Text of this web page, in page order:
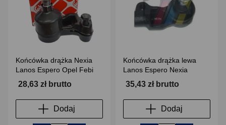
Końcówka drążka Nexia
Lanos Espero Opel Febi
28,63 zł brutto
Dodaj
Końcówka drążka lewa
Lanos Espero Nexia
35,43 zł brutto
Dodaj